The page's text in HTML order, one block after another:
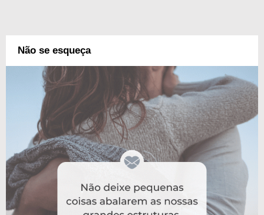
Não se esqueça